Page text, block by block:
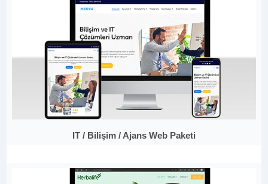
IT / Bilişim / Ajans Web Paketi